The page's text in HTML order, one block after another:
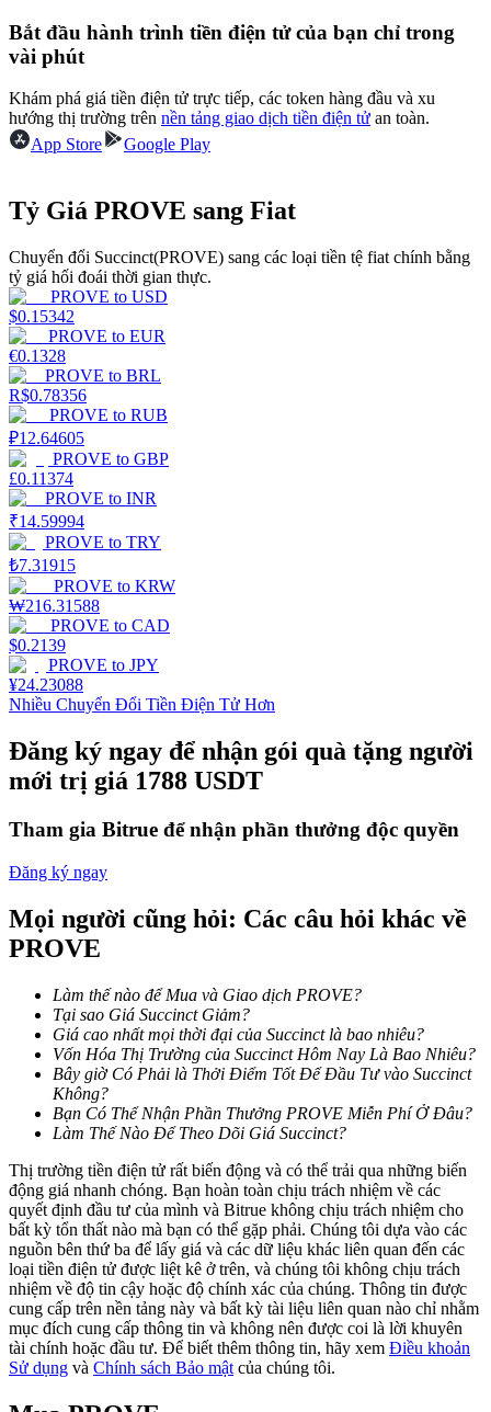
Power Piggy
Làm cho tài sản của bạn tăng giá trị đều đặn
Staking
Lợi nhuận cao và truy cập ngay lập tức
Đặt cọc linh hoạt để kiếm được các token phổ biến.
Khóa BTR
Đầu tư độc quyền cho người nắm giữ BTR
Khoản vay
Dịch vụ vay được hỗ trợ bằng tiền điện tử
Bắt đầu hành trình tiền điện tử của bạn chỉ trong
vài phút
Khám phá giá tiền điện tử trực tiếp, các token hàng đầu và xu
hướng thị trường trên nền tảng giao dịch tiền điện tử an toàn.
App Store
Google Play
Tỷ Giá PROVE sang Fiat
Chuyển đổi Succinct(PROVE) sang các loại tiền tệ fiat chính bằng
tỷ giá hối đoái thời gian thực.
PROVE to USD
$0.15342
PROVE to EUR
€0.1328
PROVE to BRL
R$0.78356
PROVE to RUB
₽12.64605
PROVE to GBP
£0.11374
PROVE to INR
₹14.59994
PROVE to TRY
₺7.31915
PROVE to KRW
₩216.31588
PROVE to CAD
$0.2139
PROVE to JPY
¥24.23088
Nhiều Chuyển Đổi Tiền Điện Tử Hơn
Đăng ký ngay để nhận gói quà tặng người
mới trị giá 1788 USDT
Tham gia Bitrue để nhận phần thưởng độc quyền
Đăng ký ngay
Mọi người cũng hỏi: Các câu hỏi khác về
PROVE
Làm thế nào để Mua và Giao dịch PROVE?
Tại sao Giá Succinct Giảm?
Giá cao nhất mọi thời đại của Succinct là bao nhiêu?
Vốn Hóa Thị Trường của Succinct Hôm Nay Là Bao Nhiêu?
Bây giờ Có Phải là Thởi Điểm Tốt Để Đầu Tư vào Succinct
Không?
Bạn Có Thể Nhận Phần Thưởng PROVE Miễn Phí Ở Đâu?
Làm Thế Nào Để Theo Dõi Giá Succinct?
Thị trường tiền điện tử rất biến động và có thể trải qua những biến
động giá nhanh chóng. Bạn hoàn toàn chịu trách nhiệm về các
quyết định đầu tư của mình và Bitrue không chịu trách nhiệm cho
bất kỳ tổn thất nào mà bạn có thể gặp phải. Chúng tôi dựa vào các
nguồn bên thứ ba để lấy giá và các dữ liệu khác liên quan đến các
loại tiền điện tử được liệt kê ở trên, và chúng tôi không chịu trách
nhiệm về độ tin cậy hoặc độ chính xác của chúng. Thông tin được
cung cấp trên nền tảng này và bất kỳ tài liệu liên quan nào chỉ nhằm
mục đích cung cấp thông tin và không nên được coi là lời khuyên
tài chính hoặc đầu tư. Để biết thêm thông tin, hãy xem Điều khoản
Sử dụng và Chính sách Bảo mật của chúng tôi.